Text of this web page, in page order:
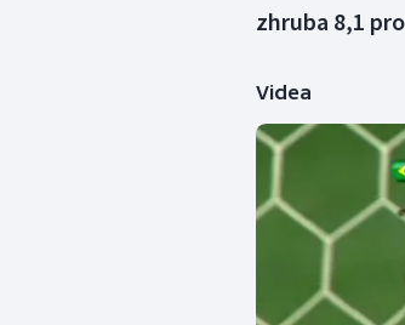
zhruba 8,1
Videa